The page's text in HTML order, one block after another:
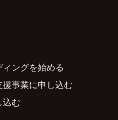
ングを始める
事業に申し込む
込む